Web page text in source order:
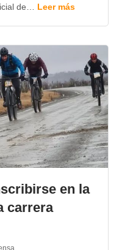
de… Leer más
en la
carrera
Y-620